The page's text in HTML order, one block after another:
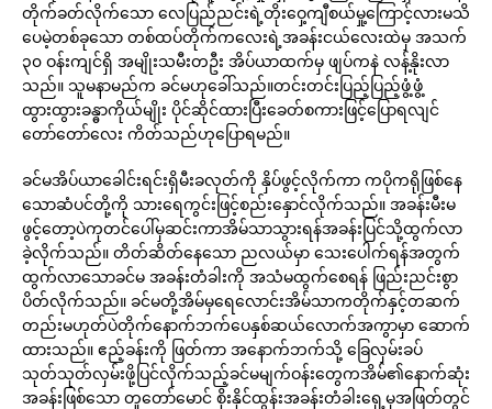
တိုက်ခတ်လိုက်သော လေပြည်ညင်းရဲ့တိုးဝှေ့ကျီစယ်မှု့ကြောင့်လားမသိ
ပေမဲ့တစ်ခုသော တစ်ထပ်တိုက်ကလေးရဲ့အခန်းငယ်လေးထဲမှ အသက်
၃၀ ဝန်းကျင်ရှိ အမျိုးသမီးတဦး အိပ်ယာထက်မှ ဖျပ်ကနဲ လန့်နိုးလာ
သည်။ သူမနာမည်က ခင်မဟုခေါ်သည်။တင်းတင်းပြည့်ပြည့်ဖွံ့ဖွံ့
ထွားထွားခန္ဓာကိုယ်မျိုး ပိုင်ဆိုင်ထားပြီးခေတ်စကားဖြင့်ပြောရလျင်
တော်တော်လေး ကိတ်သည်ဟုပြောရမည်။
ခင်မအိပ်ယာခေါင်းရင်းရှိမီးခလုတ်ကို နှိပ်ဖွင့်လိုက်ကာ ကပိုကရိုဖြစ်နေ
သောဆံပင်တို့ကို သားရေကွင်းဖြင့်စည်းနှောင်လိုက်သည်။ အခန်းမီးမ
ဖွင့်တော့ပဲကုတင်ပေါ်မှဆင်းကာအိမ်သာသွားရန်အခန်းပြင်သို့ထွက်လာ
ခဲ့လိုက်သည်။ တိတ်ဆိတ်နေသော ညလယ်မှာ သေးပေါက်ရန်အတွက်
ထွက်လာသောခင်မ အခန်းတံခါးကို အသံမထွက်စေရန် ဖြည်းညင်းစွာ
ပိတ်လိုက်သည်။ ခင်မတို့အိမ်မှရေလောင်းအိမ်သာကတိုက်နှင့်တဆက်
တည်းမဟုတ်ပဲတိုက်နောက်ဘက်ပေနှစ်ဆယ်လောက်အကွာမှာ ဆောက်
ထားသည်။ ဧည့်ခန်းကို ဖြတ်ကာ အနောက်ဘက်သို့ ခြေလှမ်းခပ်
သုတ်သုတ်လှမ်းဖို့ပြင်လိုက်သည့်ခင်မမျက်ဝန်းတွေကအိမ်၏နောက်ဆုံး
အခန်းဖြစ်သော တူတော်မောင် စိုးနိုင်ထွန်းအခန်းတံခါးရှေ့မှအဖြတ်တွင်